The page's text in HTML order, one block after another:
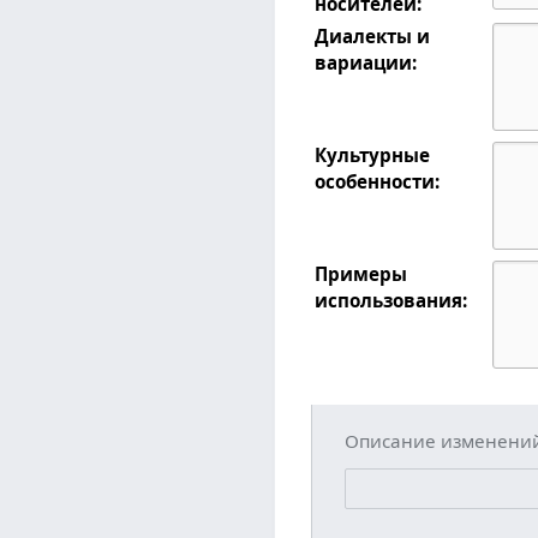
Диалекты и
вариации:
Культурные
особенности:
Примеры
использования:
Описание